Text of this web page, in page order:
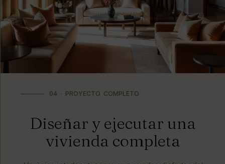
04 · PROYECTO COMPLETO
Diseñar y ejecutar una
vivienda completa